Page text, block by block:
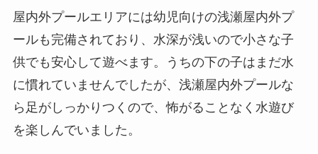
屋内外プールエリアには幼児向けの浅瀬屋内外プ
ールも完備されており、水深が浅いので小さな子
供でも安心して遊べます。うちの下の子はまだ水
に慣れていませんでしたが、浅瀬屋内外プールな
ら足がしっかりつくので、怖がることなく水遊び
を楽しんでいました。